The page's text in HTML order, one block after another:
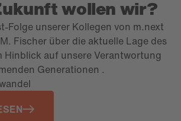
wollen wir?
Folge unserer Kollegen von m.next
Fischer über die aktuelle Lage des
Hinblick auf unsere Verantwortung
Generationen .